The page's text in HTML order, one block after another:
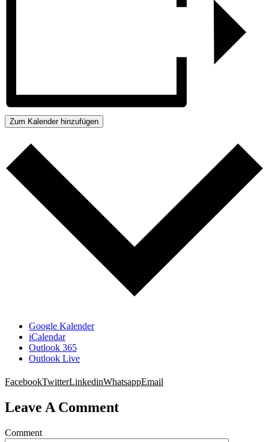
Zum Kalender hinzufügen
Google Kalender
iCalendar
Outlook 365
Outlook Live
FacebookTwitterLinkedinWhatsappEmail
Leave A Comment
Comment